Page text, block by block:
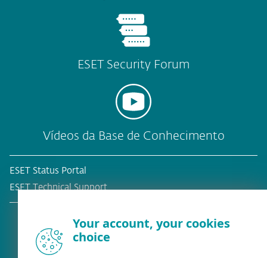
ESET Security Forum
Vídeos da Base de Conhecimento
ESET Status Portal
ESET Technical Support
Your account, your cookies
choice